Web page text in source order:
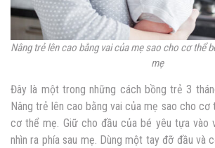
Nâng trẻ lên cao bằng vai của mẹ sao cho cơ thể
mẹ
Đây là một trong những cách bồng trẻ 3
Nâng trẻ lên cao bằng vai của mẹ sao cho cơ
cơ thể mẹ. Giữ cho đầu của bé yêu tựa vào
nhìn ra phía sau mẹ. Dùng một tay đỡ đầu và